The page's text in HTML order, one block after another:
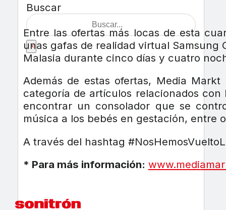
Buscar
×
Entre las ofertas más locas de esta
unas gafas de realidad virtual
Malasia durante cinco días y cuatro
Además de estas ofertas, Media
categoría de artículos relacionados
encontrar un consolador que se
música a los bebés en gestación, entre
A través del hashtag
* Para más información: